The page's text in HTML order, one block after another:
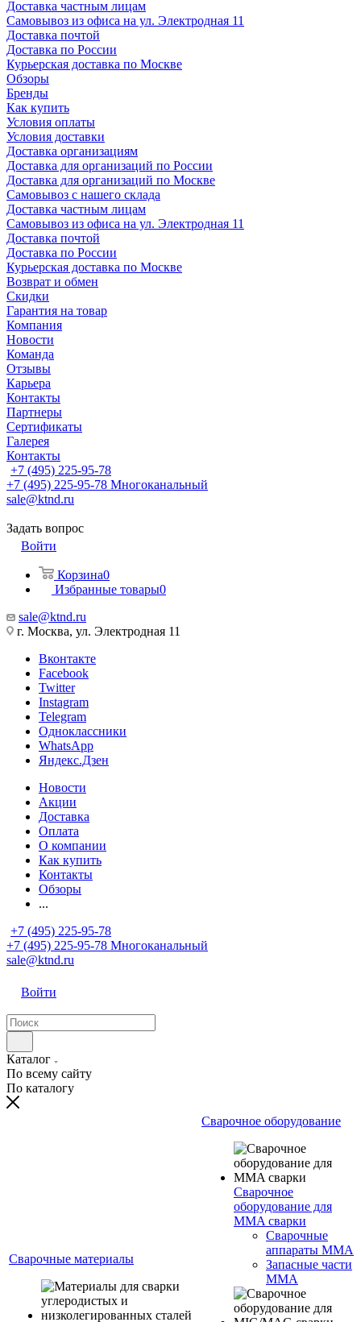
Доставка частным лицам
Самовывоз из офиса на ул. Электродная 11
Доставка почтой
Доставка по России
Курьерская доставка по Москве
Обзоры
Бренды
Как купить
Условия оплаты
Условия доставки
Доставка организациям
Доставка для организаций по России
Доставка для организаций по Москве
Самовывоз с нашего склада
Доставка частным лицам
Самовывоз из офиса на ул. Электродная 11
Доставка почтой
Доставка по России
Курьерская доставка по Москве
Возврат и обмен
Скидки
Гарантия на товар
Компания
Новости
Команда
Отзывы
Карьера
Контакты
Партнеры
Сертификаты
Галерея
Контакты
+7 (495) 225-95-78
+7 (495) 225-95-78 Многоканальный
sale@ktnd.ru
Задать вопрос
Войти
Корзина0
Избранные товары0
sale@ktnd.ru
г. Москва, ул. Электродная 11
Вконтакте
Facebook
Twitter
Instagram
Telegram
Одноклассники
WhatsApp
Яндекс.Дзен
Новости
Акции
Доставка
Оплата
О компании
Как купить
Контакты
Обзоры
...
+7 (495) 225-95-78
+7 (495) 225-95-78 Многоканальный
sale@ktnd.ru
Войти
Каталог
По всему сайту
По каталогу
Сварочные материалы
Сварочное оборудование
Сварочное
оборудование для
MMA сварки
Сварочные
аппараты MMA
Запасные части
MMA